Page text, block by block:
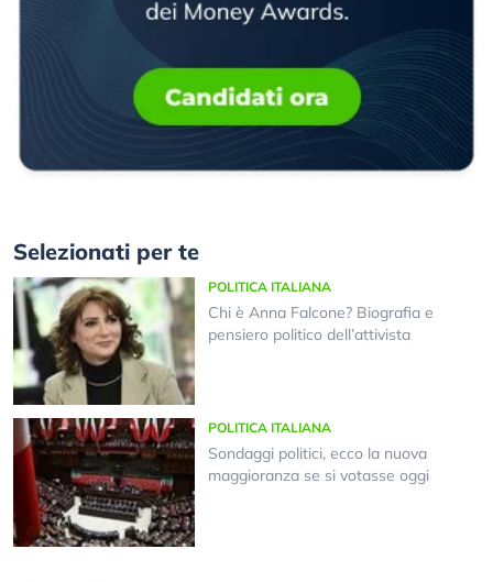
Selezionati per te
POLITICA ITALIANA
Chi è Anna Falcone? Biografia e
pensiero politico dell’attivista
POLITICA ITALIANA
Sondaggi politici, ecco la nuova
maggioranza se si votasse oggi